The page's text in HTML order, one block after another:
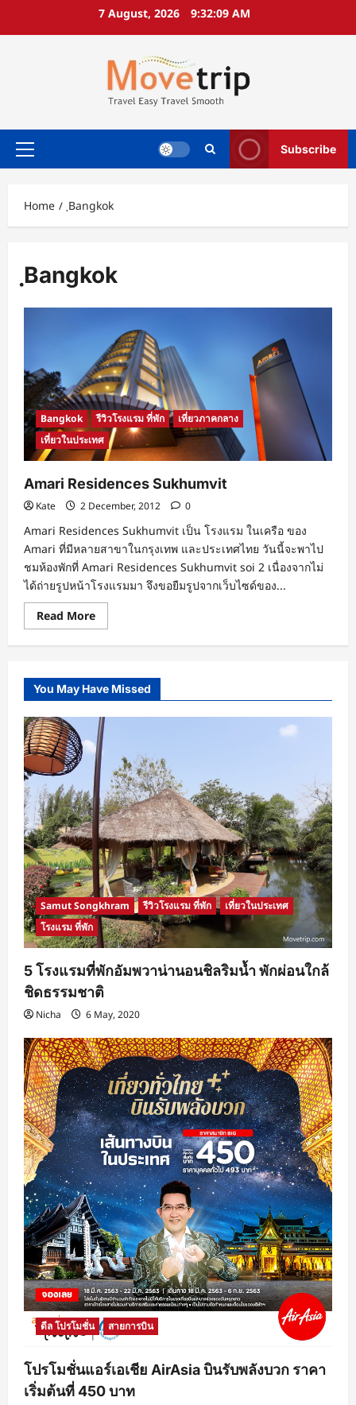
7 August, 2026 9:32:10 AM
Primary
Subscribe
Home ฺBangkok
ฺBangkok
Bangkok รีวิวโรงแรม ที่พัก
เที่ยวภาคกลาง
เที่ยวในประเทศ
Amari Residences Sukhumvit
Kate 2 December, 2012 0
Amari Residences Sukhumvit เป็น โรงแรม ในเครือ ของ
Amari ที่มีหลายสาขาในกรุงเทพ และประเทศไทย วันนี้จะพาไป
ชมห้องพักที่ Amari Residences Sukhumvit soi 2 เนื่องจากไม่
ได้ถ่ายรูปหน้าโรงแรมมา จึงขอยืมรูปจากเว็บไซด์ของ...
Read MoreRead
more
Amari
You May Have Missed
Samut Songkhram รีวิวโรงแรม ที่พัก
เที่ยวในประเทศ
โรงแรม ที่พัก
5 โรงแรมที่พักอัมพวาน่านอนชิลริมน้ำ พักผ่อนใกล้
ชิดธรรมชาติ
Nicha 6 May, 2020
ดีล โปรโมชั่น สายการบิน
โปรโมชั่นแอร์เอเชีย AirAsia บินรับพลังบวก ราคา
เริ่มต้นที่ 450 บาท